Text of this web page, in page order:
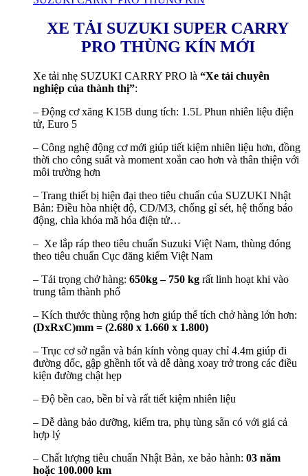
XE TẢI SUZUKI SUPER CARRY
PRO THÙNG KÍNMỚI
Xe tải nhẹ SUZUKI CARRY PRO là “Xe tải chuyên
nghiệp của thành thị”:
– Động cơ xăng K15B dung tích: 1.5L Phun nhiên liệu điện
tử, Euro 5
– Công nghệ động cơ mới giúp tiết kiệm nhiên liệu hơn, đồng
thời cho công suất và moment xoắn cao hơn và thân thiện với
môi trường hơn
– Trang thiết bị hiện đại theo tiêu chuẩn của SUZUKI Nhật
Bản: Điều hòa nhiệt độ, CD/M3, chống gỉ sét, hệ thống báo
động, chìa khóa mã hóa điện tử…
– Xe lắp ráp theo tiêu chuẩn Suzuki Việt Nam, thùng đóng
theo tiêu chuẩn Cục đăng kiểm Việt Nam
– Tải trọng chở hàng: 650kg – 750 kg rất linh hoạt khi vào
trung tâm thành phố
– Kích thước thùng rộng hơn giúp thể tích chở hàng lớn hơn:
(DxRxC)mm = (2.680 x 1.660 x 1.800)
– Trục cơ sở ngắn và bán kính vòng quay chỉ 4.4m giúp đi
đường dốc, gập ghềnh tốt và dễ dàng xoay trở trong các điều
kiện đường chật hẹp
– Độ bền cao, bền bỉ và rất tiết kiệm nhiên liệu
– Dễ dàng bảo dưỡng, kiểm tra, phụ tùng sẵn có với giá cả
hợp lý
– Chất lượng tiêu chuẩn Nhật Bản, xe bảo hành: 03 năm
hoặc 100.000 km